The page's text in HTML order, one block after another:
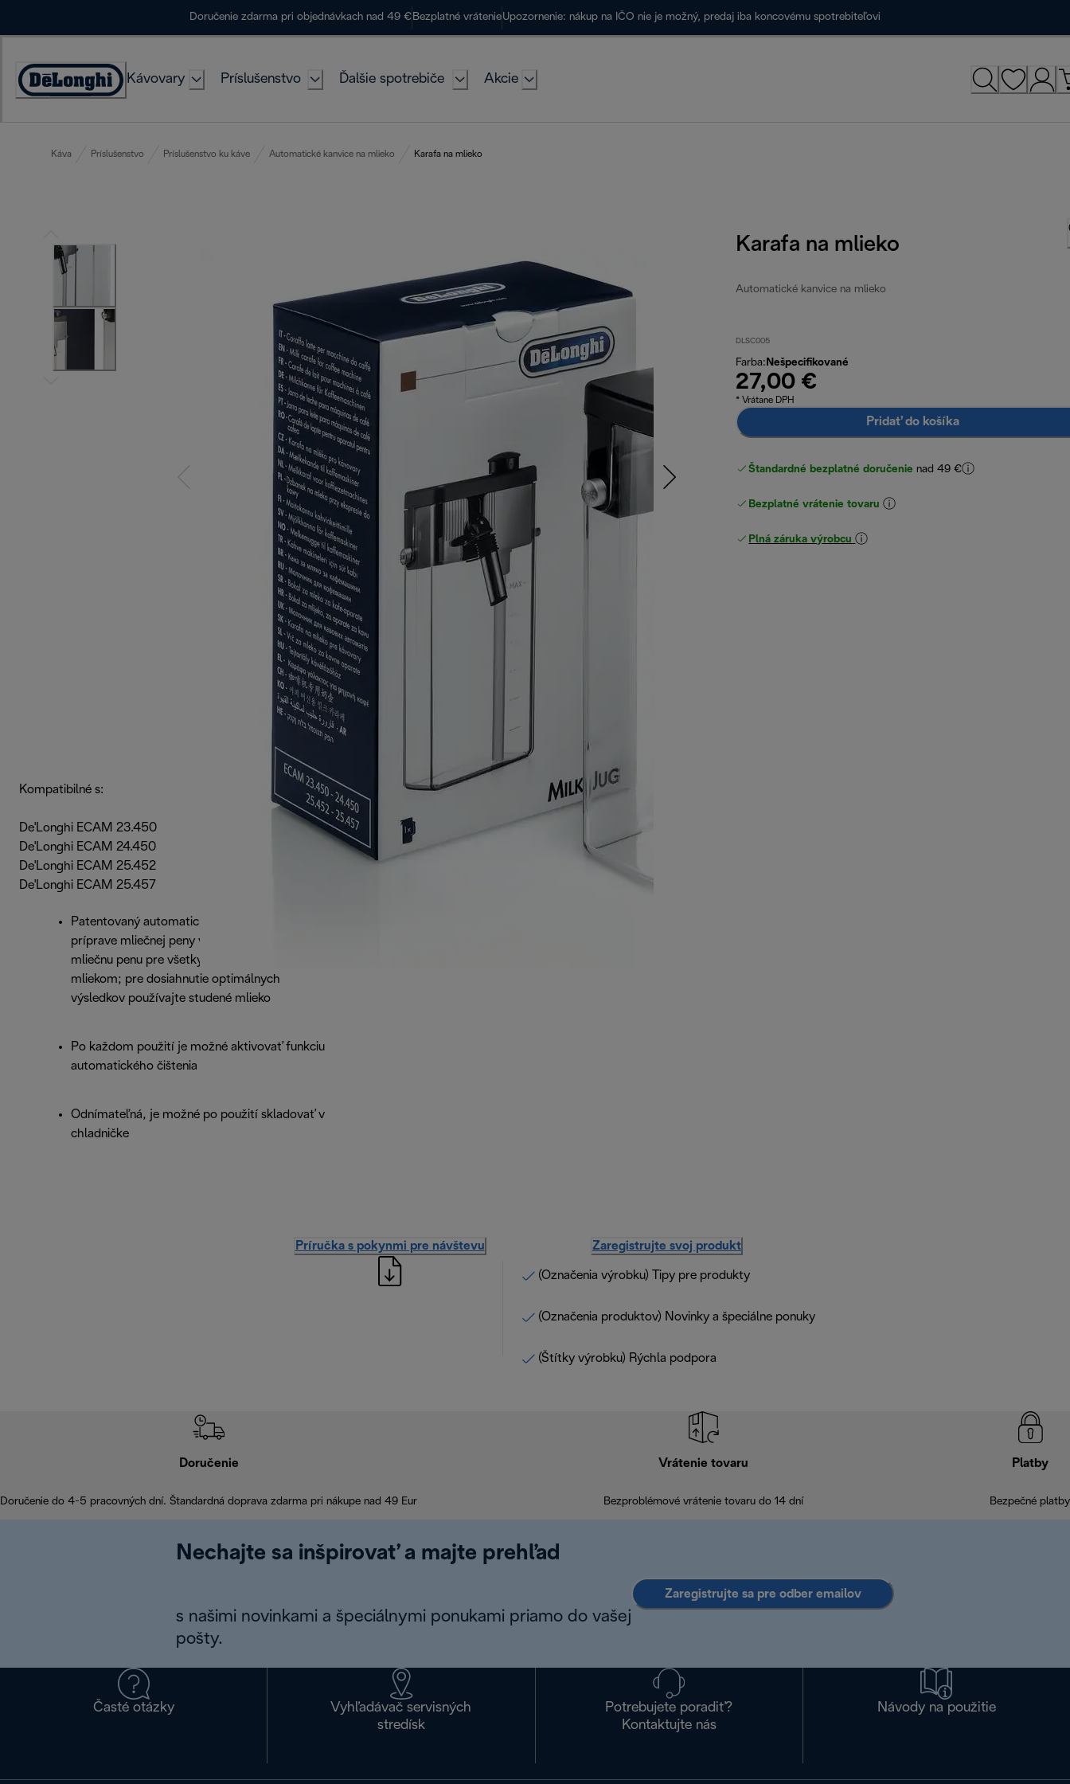
Doručenie zdarma pri objednávkach nad 49 € Bezplatné vrátenieUpozornenie: nákup na IČO nie je možný, predaj iba koncovému spotrebiteľovi
Accessibility
Kávovary Príslušenstvo Ďalšie spotrebiče Akcie
Káva Príslušenstvo Príslušenstvo ku káve Automatické kanvice na mlieko Karafa na mlieko
Karafa na mlieko
Automatické kanvice na mlieko
DLSC005
Farba: Nešpecifikované
27,00 €
* Vrátane DPH
Pridať do košíka
Štandardné bezplatné doručenie nad 49 €
Bezplatné vrátenie tovaru
Plná záruka výrobcu
Kompatibilné s:
De'Longhi ECAM 23.450
De'Longhi ECAM 24.450
De'Longhi ECAM 25.452
De'Longhi ECAM 25.457
Patentovaný automatický systém k
príprave mliečnej peny vytvára hladkú a hustú
mliečnu penu pre všetky kávové nápoje s
mliekom; pre dosiahnutie optimálnych
výsledkov používajte studené mlieko
Po každom použití je možné aktivovať funkciu
automatického čištenia
Odnímateľná, je možné po použití skladovať v
chladničke
Príručka s pokynmi pre návštevu Zaregistrujte svoj produkt
(Označenia výrobku) Tipy pre produkty
(Označenia produktov) Novinky a špeciálne ponuky
(Štítky výrobku) Rýchla podpora
Doručenie
Doručenie do 4-5 pracovných dní. Štandardná doprava zdarma pri nákupe nad 49 Eur
Vrátenie tovaru
Bezproblémové vrátenie tovaru do 14 dní
Platby
Bezpečné platby
Nechajte sa inšpirovať a majte prehľad
s našimi novinkami a špeciálnymi ponukami priamo do vašej
pošty.
Zaregistrujte sa pre odber emailov
Časté otázky
Vyhľadávač servisných
stredísk
Potrebujete poradiť?
Kontaktujte nás
Návody na použitie